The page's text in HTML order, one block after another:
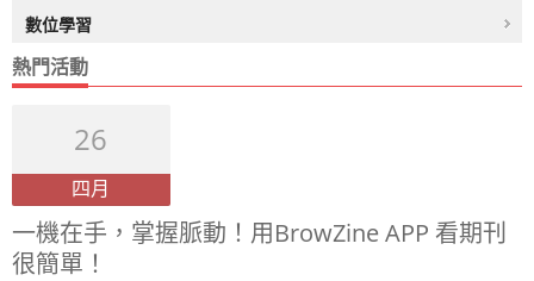
數位學習
熱門活動
26
四月
一機在手，掌握脈動！用BrowZine APP 看期刊
很簡單！